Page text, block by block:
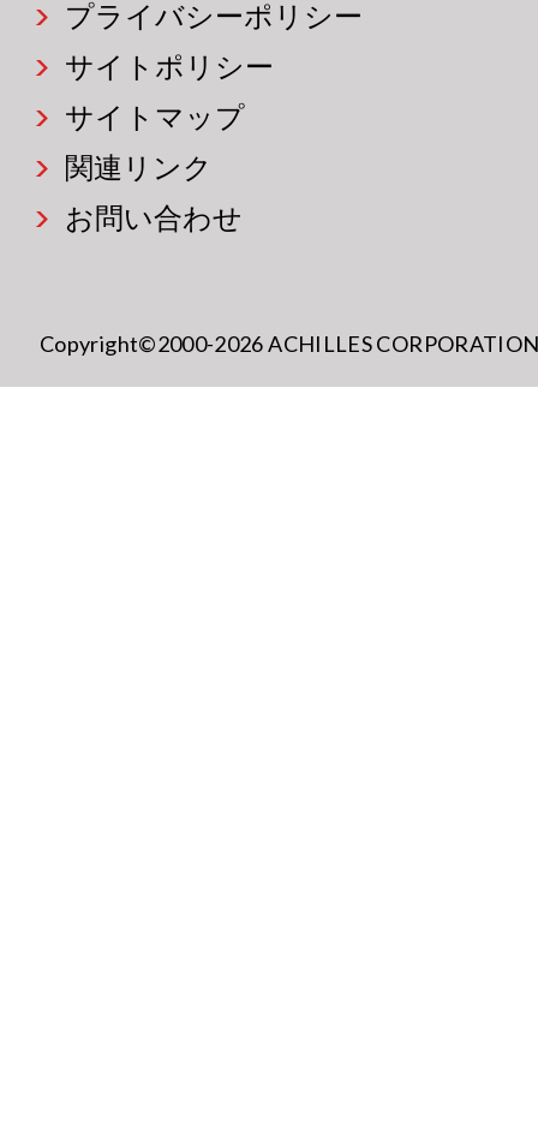
プライバシーポリシー
サイトポリシー
サイトマップ
関連リンク
お問い合わせ
Copyright©2000-2026 ACHILLES